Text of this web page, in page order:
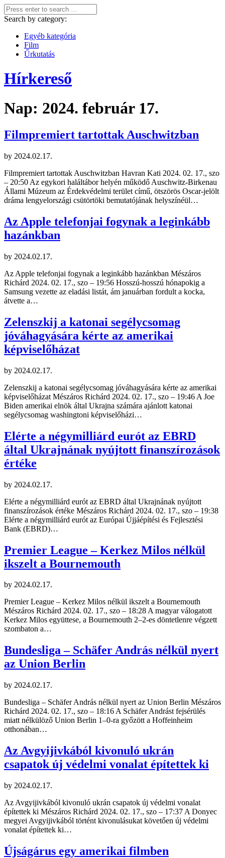
Search by category:
Egyéb kategória
Film
Űrkutatás
Hírkereső
Nap: 2024. február 17.
Filmpremiert tartottak Auschwitzban
by 2024.02.17.
Filmpremiert tartottak Auschwitzban Havran Kati 2024. 02. 17., szo
– 20:50 Az egykori haláltábor helyén működő Auschwitz-Birkenau
Állami Múzeum az Érdekvédelmi terület című, ötszörös Oscar-jelölt
dráma lengyelországi csütörtöki bemutatójának helyszínéül…
Az Apple telefonjai fogynak a leginkább
hazánkban
by 2024.02.17.
Az Apple telefonjai fogynak a leginkább hazánkban Mészáros
Richárd 2024. 02. 17., szo – 19:56 Hosszú-hosszú hónapokig a
Samsung vezette az eladási listát, ám januárban fordult a kocka,
átvette a…
Zelenszkij a katonai segélycsomag
jóváhagyására kérte az amerikai
képviselőházat
by 2024.02.17.
Zelenszkij a katonai segélycsomag jóváhagyására kérte az amerikai
képviselőházat Mészáros Richárd 2024. 02. 17., szo – 19:46 A Joe
Biden amerikai elnök által Ukrajna számára ajánlott katonai
segélycsomag washingtoni képviselőházi…
Elérte a négymilliárd eurót az EBRD
által Ukrajnának nyújtott finanszírozások
értéke
by 2024.02.17.
Elérte a négymilliárd eurót az EBRD által Ukrajnának nyújtott
finanszírozások értéke Mészáros Richárd 2024. 02. 17., szo – 19:38
Elérte a négymilliárd eurót az Európai Újjáépítési és Fejlesztési
Bank (EBRD)…
Premier League – Kerkez Milos nélkül
ikszelt a Bournemouth
by 2024.02.17.
Premier League – Kerkez Milos nélkül ikszelt a Bournemouth
Mészáros Richárd 2024. 02. 17., szo – 18:28 A magyar válogatott
Kerkez Milos együttese, a Bournemouth 2–2-es döntetlenre végzett
szombaton a…
Bundesliga – Schäfer András nélkül nyert
az Union Berlin
by 2024.02.17.
Bundesliga – Schäfer András nélkül nyert az Union Berlin Mészáros
Richárd 2024. 02. 17., szo – 18:16 A Schäfer Andrást fejsérülés
miatt nélkülöző Union Berlin 1–0-ra győzött a Hoffeinheim
otthonában…
Az Avgyijivkából kivonuló ukrán
csapatok új védelmi vonalat építettek ki
by 2024.02.17.
Az Avgyijivkából kivonuló ukrán csapatok új védelmi vonalat
építettek ki Mészáros Richárd 2024. 02. 17., szo – 17:37 A Donyec
megyei Avgyijivkából történt kivonulásukat követően új védelmi
vonalat építettek ki…
Újságárus egy amerikai filmben